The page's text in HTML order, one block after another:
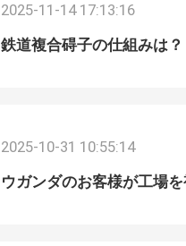
2025-11-14 17:13:16
鉄道複合碍子の仕組みは？
2025-10-31 10:55:14
ウガンダのお客様が工場